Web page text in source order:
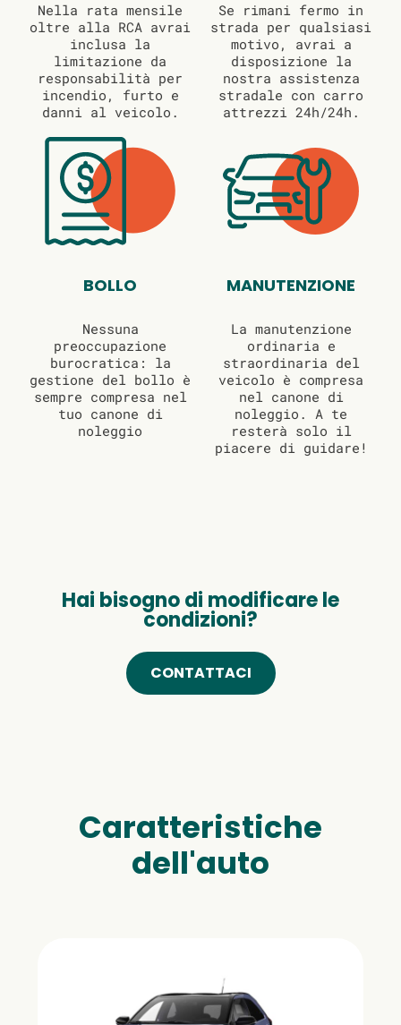
Nella rata mensile
oltre alla RCA avrai
inclusa la
limitazione da
responsabilità per
incendio, furto e
danni al veicolo.
Se rimani fermo in
strada per qualsiasi
motivo, avrai a
disposizione la
nostra assistenza
stradale con carro
attrezzi 24h/24h.
BOLLO
Nessuna
preoccupazione
burocratica: la
gestione del bollo è
sempre compresa nel
tuo canone di
noleggio
MANUTENZIONE
La manutenzione
ordinaria e
straordinaria del
veicolo è compresa
nel canone di
noleggio. A te
resterà solo il
piacere di guidare!
Hai bisogno di modificare le
condizioni?
CONTATTACI
Caratteristiche
dell'auto